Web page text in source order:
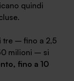
quindi
tre – fino a 2,5
milioni – si
fino a 10